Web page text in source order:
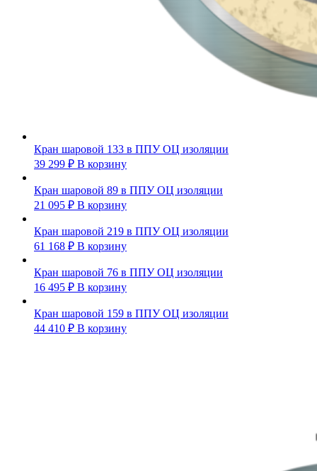
Кран шаровой 133 в ППУ ОЦ изоляции
39 299 ₽ В корзину
Кран шаровой 89 в ППУ ОЦ изоляции
21 095 ₽ В корзину
Кран шаровой 219 в ППУ ОЦ изоляции
61 168 ₽ В корзину
Кран шаровой 76 в ППУ ОЦ изоляции
16 495 ₽ В корзину
Кран шаровой 159 в ППУ ОЦ изоляции
44 410 ₽ В корзину